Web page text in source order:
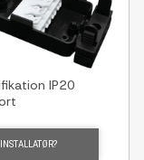
IP20